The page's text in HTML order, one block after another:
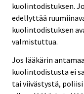
kuolintodistuksen.
edellyttää
kuolintodistuksen
valmistuttua.
Jos lääkärin
kuolintodistusta ei
tai viivästystä,